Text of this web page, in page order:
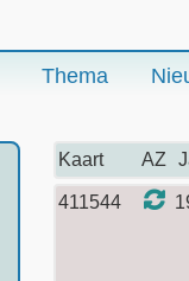
Thema
Kaart AZ
411544